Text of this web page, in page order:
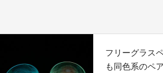
フリーグラス
も同色系のペ